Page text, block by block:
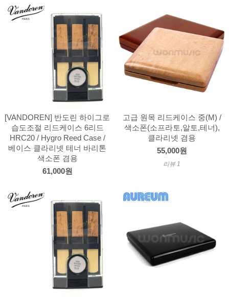
[VANDOREN] 반도린 하이그로
습도조절 리드케이스 6리드
HRC20 / Hygro Reed Case /
베이스 클라리넷 테너 바리톤
색소폰 겸용
61,000원
고급 원목 리드케이스 중(M) /
색소폰(소프라토,알토,테너),
클라리넷 겸용
55,000원
리뷰 1